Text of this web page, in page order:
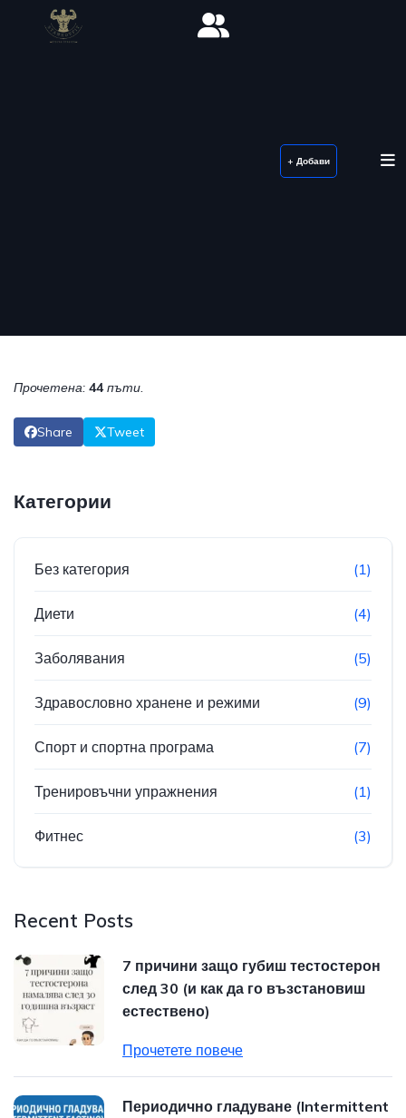
+ Добави
Прочетена: 44 пъти.
Share Tweet
Категории
Без категория (1)
Диети (4)
Заболявания (5)
Здравословно хранене и режими (9)
Спорт и спортна програма (7)
Тренировъчни упражнения (1)
Фитнес (3)
Recent Posts
7 причини защо губиш тестостерон
след 30 (и как да го възстановиш
естествено)
Прочетете повече
Периодично гладуване (Intermittent